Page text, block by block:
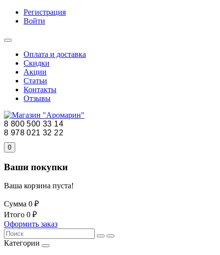
Регистрация
Войти
Оплата и доставка
Скидки
Акции
Статьи
Контакты
Отзывы
8 800 500 33 14
8 978 021 32 22
0
Ваши покупки
Ваша корзина пуста!
Сумма 0 ₽
Итого 0 ₽
Оформить заказ
Категории